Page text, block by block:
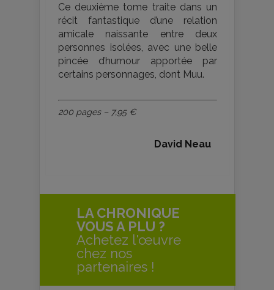
Ce deuxième tome traite dans un
récit fantastique d’une relation
amicale naissante entre deux
personnes isolées, avec une belle
pincée d’humour apportée par
certains personnages, dont Muu.
200 pages – 7,95 €
David Neau
LA CHRONIQUE
VOUS A PLU ?
Achetez l'œuvre
chez nos
partenaires !